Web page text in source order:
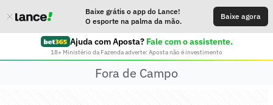
Baixe grátis o app do Lance!
O esporte na palma da mão.
Baixe agora
Ajuda com Aposta? Fale com o assistente.
18+ Ministério da Fazenda adverte: Aposta não é investimento
Fora de Campo